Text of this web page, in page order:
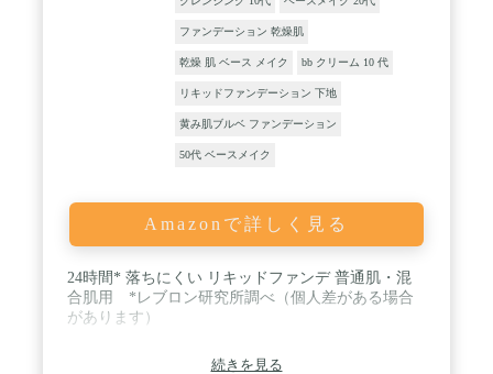
ファンデーション 乾燥肌
乾燥 肌 ベース メイク bb クリーム 10 代
リキッドファンデーション 下地
黄み肌ブルベ ファンデーション
50代 ベースメイク
Amazonで詳しく見る
24時間* 落ちにくい リキッドファンデ 普通肌・混
合肌用 *レブロン研究所調べ（個人差がある場合
があります）
続きを見る